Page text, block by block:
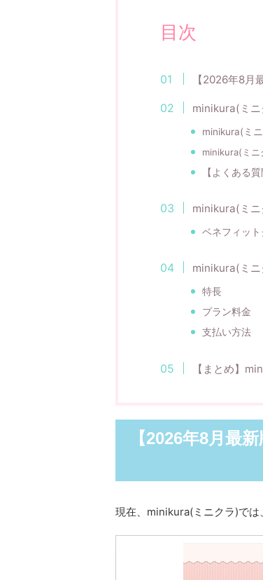
目次
【2026年8月
minikura(ミニ
minikura(ミ
minikura(ミニ
【よくある
minikura(ミニ
ベネフィット
minikura(ミニ
特長
プラン料金
支払い方法
【まとめ】
【2026年8月最
現在、minikura(ミニクラ)では、